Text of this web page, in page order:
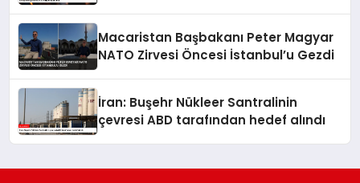
Macaristan Başbakanı Peter Magyar
NATO Zirvesi Öncesi İstanbul’u Gezdi
İran: Buşehr Nükleer Santralinin
çevresi ABD tarafından hedef alındı